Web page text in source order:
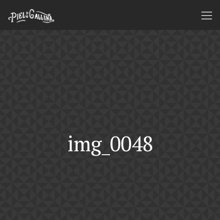
img_0048